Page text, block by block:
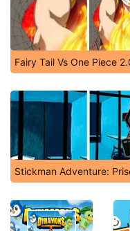
Fairy Tail Vs One Piece
Stickman Adventure: